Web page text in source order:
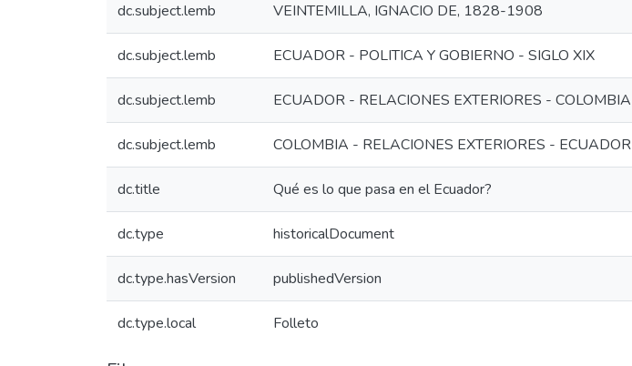
dc.subject.lemb VEINTEMILLA, IGNACIO DE, 1828-1908
dc.subject.lemb ECUADOR - POLITICA Y GOBIERNO - SIGLO XIX
dc.subject.lemb ECUADOR - RELACIONES EXTERIORES - COLOMBIA
dc.subject.lemb COLOMBIA - RELACIONES EXTERIORES - ECUADOR
dc.title Qué es lo que pasa en el Ecuador?
dc.type historicalDocument
dc.type.hasVersion publishedVersion
dc.type.local Folleto